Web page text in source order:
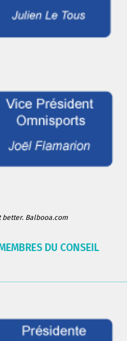
Balbooa.com
DU CONSEIL